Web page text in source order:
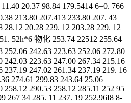
20.37 98.84 179.5414 6=0. 766
213.80 207.413 233.80 207. 43
28.12 20.28 229. 12 203.28 229. 12
52h*6 物化 253.74 22512 255.64
252.06 242.63 223.63 252.06 272.80
242.03 223.63 247.00 267.34 215.16
237.19 247.02 261.34 237.19 219. 16
274.61 299.83 243.64 25.06
258.12 290.53 258.12 285.11 252 95
267 34 285. 11 237. 19 252.96I8 8-